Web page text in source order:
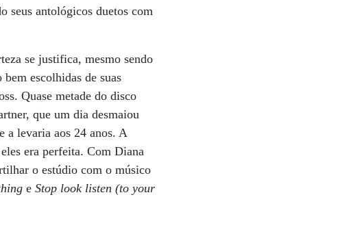
seus antológicos duetos com
se justifica, mesmo sendo
escolhidas de suas
Quase metade do disco
que um dia desmaiou
a levaria aos 24 anos. A
era perfeita. Com Diana
o estúdio com o músico
eStop look listen (to your